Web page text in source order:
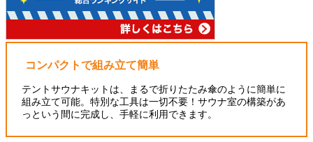
コンパクトで組み立て簡単
テントサウナキットは、まるで折りたたみ傘のように簡単に
組み立て可能。特別な工具は一切不要！サウナ室の構築があ
っという間に完成し、手軽に利用できます。